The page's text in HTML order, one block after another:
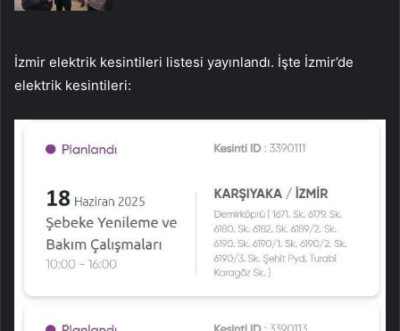
İzmir elektrik kesintileri listesi yayınlandı. İşte İzmir’de
elektrik kesintileri: